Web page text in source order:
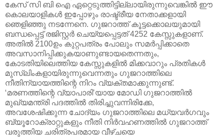
കേസ് സി ബി ഐ ഏറ്റെടുത്തിട്ടില്ലായിരുന്നുവെങ്കില്‍ ഈ
കൊലയാളികള്‍ ഇപ്പോഴും രാഷ്ട്രീയ നേതാക്കളായി
ഞെളിഞ്ഞു നടന്നേനെ. ഗുജറാത്ത് കൂട്ടക്കൊലയുമായി
ബന്ധപ്പെട്ട് രജിസ്റ്റര്‍ ചെയ്യപ്പെട്ടത് 4252 കേസ്സുകളാണ്.
അതില്‍ 2100ഉം കുറ്റപത്രം പോലും സമര്‍പ്പിക്കാതെ
അവസാനിപ്പിക്കുകയാണുണ്ടായതെന്നതും,
കോടതിയിലെത്തിയ കേസ്സുകളില്‍ മിക്കവാറും പ്രതികള്‍
മുസ്‌ലിംകളായിരുന്നുവെന്നതും ഗുജറാത്തിലെ
നീതിന്യായത്തിന്റെ നിറം വ്യക്തമാക്കുന്നുണ്ട്.
‘മരണത്തിന്റെ വ്യാപാരി’യായ മോഡി ഗുജറാത്തില്‍
മുഖ്യമന്ത്രി പദത്തില്‍ തിരിച്ചുവന്നിരിക്കേ,
അവശേഷിക്കുന്ന ചോദ്യം ഗുജറാത്തിലെ മധ്യവര്‍ഗവും
ബ്യൂറോക്രാറ്റുകളും നീതി നിര്‍വഹണത്തില്‍ ഗുജറാത്ത്
വരുത്തിയ ചരിത്രപരമായ വീഴ്ചയെ